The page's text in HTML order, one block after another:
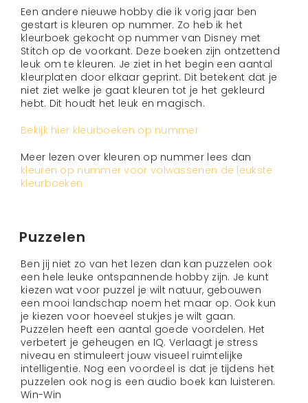
Een andere nieuwe hobby die ik vorig jaar ben
gestart is kleuren op nummer. Zo heb ik het
kleurboek gekocht op nummer van Disney met
Stitch op de voorkant. Deze boeken zijn ontzettend
leuk om te kleuren. Je ziet in het begin een aantal
kleurplaten door elkaar geprint. Dit betekent dat je
niet ziet welke je gaat kleuren tot je het gekleurd
hebt. Dit houdt het leuk en magisch.
Bekijk hier kleurboeken op nummer
Meer lezen over kleuren op nummer lees dan
kleuren op nummer voor volwassenen de leukste
kleurboeken
Puzzelen
Ben jij niet zo van het lezen dan kan puzzelen ook
een hele leuke ontspannende hobby zijn. Je kunt
kiezen wat voor puzzel je wilt natuur, gebouwen
een mooi landschap noem het maar op. Ook kun
je kiezen voor hoeveel stukjes je wilt gaan.
Puzzelen heeft een aantal goede voordelen. Het
verbetert je geheugen en IQ. Verlaagt je stress
niveau en stimuleert jouw visueel ruimtelijke
intelligentie. Nog een voordeel is dat je tijdens het
puzzelen ook nog is een audio boek kan luisteren.
Win-Win